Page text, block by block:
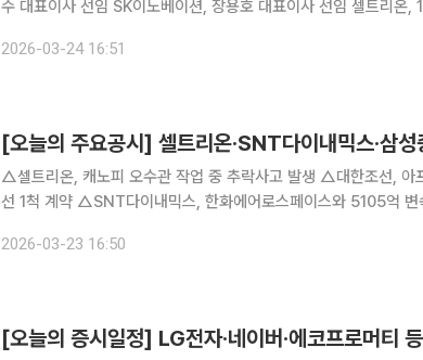
수 대표이사 선임 SK이노베이션, 장용호 대표이사 선임 셀트리온, 1조 7154억원 '역대 최대' 자사주
계약 중앙백신, 윤석인 각자대표이사 신
2026-03-24 16:51
[오늘의 주요공시] 셀트리온·SNT다이내믹스·삼성
△셀트리온, 캐노피 오수관 작업 중 추락사고 발생 △대한조선, 아프리카 선주와 1338억 원유운반
선 1척 계약 △SNT다이내믹스, 한화에어로스페이스와 5105억 변속기조립체 공급계약 △효성티
2척 수주 △DYP, 양준규 신임 대표 선임…각자대표 체제
2026-03-23 16:50
[오늘의 증시일정] LG전자·네이버·에코프로머티 등